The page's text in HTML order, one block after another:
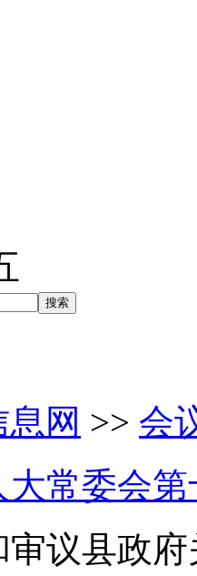
网 >> 会
常委会
议县政